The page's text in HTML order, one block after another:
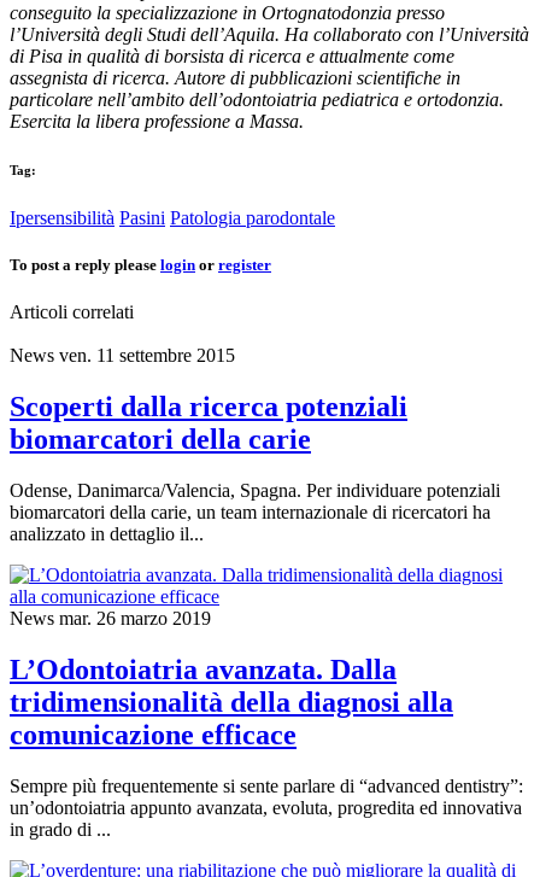
conseguito la specializzazione in Ortognatodonzia presso
l’Università degli Studi dell’Aquila. Ha collaborato con l’Università
di Pisa in qualità di borsista di ricerca e attualmente come
assegnista di ricerca. Autore di pubblicazioni scientifiche in
particolare nell’ambito dell’odontoiatria pediatrica e ortodonzia.
Esercita la libera professione a Massa.
Tag:
Ipersensibilità Pasini Patologia parodontale
To post a reply please login or register
Articoli correlati
News ven. 11 settembre 2015
Scoperti dalla ricerca potenziali
biomarcatori della carie
Odense, Danimarca/Valencia, Spagna. Per individuare potenziali
biomarcatori della carie, un team internazionale di ricercatori ha
analizzato in dettaglio il...
News mar. 26 marzo 2019
L’Odontoiatria avanzata. Dalla
tridimensionalità della diagnosi alla
comunicazione efficace
Sempre più frequentemente si sente parlare di “advanced dentistry”:
un’odontoiatria appunto avanzata, evoluta, progredita ed innovativa
in grado di ...